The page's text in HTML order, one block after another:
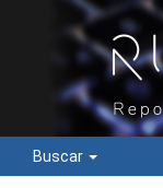
Buscar